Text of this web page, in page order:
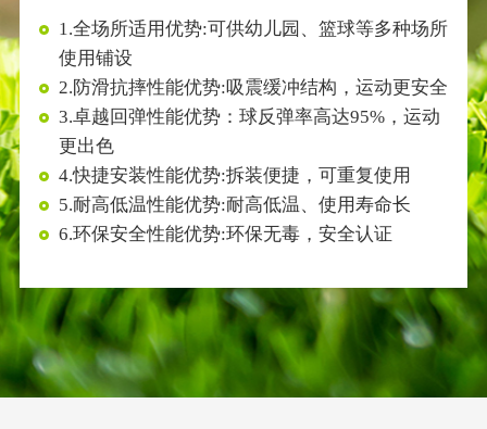
1.全场所适用优势:可供幼儿园、篮球等多种场所
使用铺设
2.防滑抗摔性能优势:吸震缓冲结构，运动更安全
3.卓越回弹性能优势：球反弹率高达95%，运动
更出色
4.快捷安装性能优势:拆装便捷，可重复使用
5.耐高低温性能优势:耐高低温、使用寿命长
6.环保安全性能优势:环保无毒，安全认证